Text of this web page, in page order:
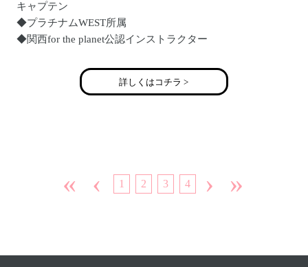
キャプテン
◆プラチナムWEST所属
◆関西for the planet公認インストラクター
◆大阪府岸和田市と泉南市で活動さしています。
詳しくはコチラ >
« ‹ 1 2 3 4 › »